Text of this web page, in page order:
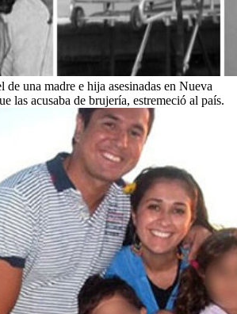
de una madre e hija asesinadas en Nueva
las acusaba de brujería, estremeció al país.